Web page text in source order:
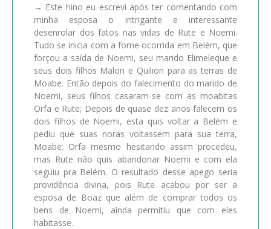
→ Este hino eu escrevi após ter comentando com
minha esposa o intrigante e interessante
desenrolar dos fatos nas vidas de Rute e Noemi.
Tudo se inicia com a fome ocorrida em Belém, que
forçou a saída de Noemi, seu marido Elimeleque e
seus dois filhos Malon e Quilion para as terras de
Moabe. Então depois do falecimento do marido de
Noemi, seus filhos casaram-se com as moabitas
Orfa e Rute; Depois de quase dez anos falecem os
dois filhos de Noemi, esta quis voltar a Belém e
pediu que suas noras voltassem para sua terra,
Moabe; Orfa mesmo hesitando assim procedeu,
mas Rute não quis abandonar Noemi e com ela
seguiu pra Belém. O resultado desse apego seria
providência divina, pois Rute acabou por ser a
esposa de Boaz que além de comprar todos os
bens de Noemi, ainda permitiu que com eles
habitasse.